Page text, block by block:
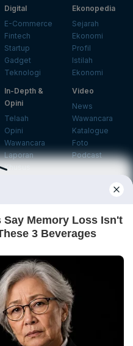
Digital
E-Commerce
Fintech
Startup
Gadget
Teknologi
Ekonopedia
Sejarah
Ekonomi
Profil
Istilah
Ekonomi
In-Depth &
Opini
Telaah
Opini
Wawancara
Laporan
Khusus
Video
News
Wawancara
Katalogue
Foto
Podcast